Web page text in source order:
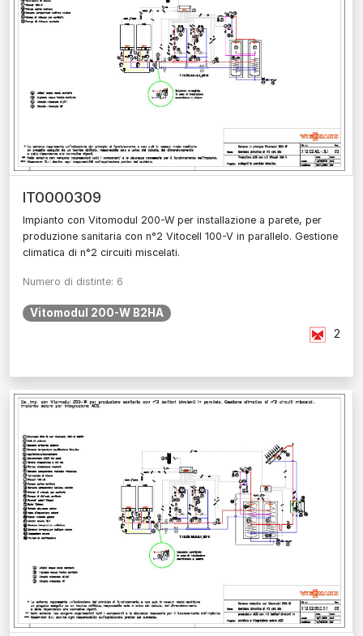
IT0000309
Impianto con Vitomodul 200-W per installazione a parete, per
produzione sanitaria con n°2 Vitocell 100-V in parallelo. Gestione
climatica di n°2 circuiti miscelati.
Numero di distinte: 6
Vitomodul 200-W B2HA
2